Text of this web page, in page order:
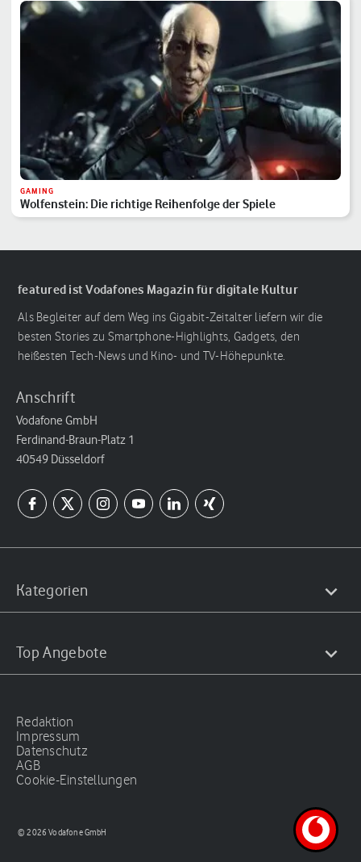
GAMING
Wolfenstein: Die richtige Reihenfolge der Spiele
featured ist Vodafones Magazin für digitale Kultur
Als Begleiter auf dem Weg ins Gigabit-Zeitalter liefern wir die
besten Stories zu Smartphone-Highlights, Gadgets, den
heißesten Tech-News und Kino- und TV-Höhepunkte.
Anschrift
Vodafone GmbH
Ferdinand-Braun-Platz 1
40549 Düsseldorf
Kategorien
Top Angebote
Redaktion
Impressum
Datenschutz
AGB
Cookie-Einstellungen
© 2026 Vodafone GmbH